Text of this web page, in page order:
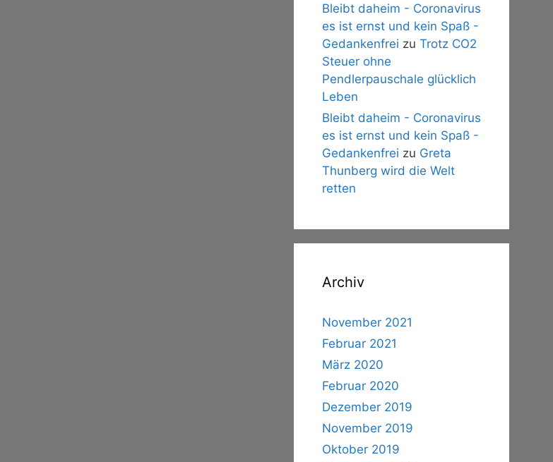
Bleibt daheim - Coronavirus
es ist ernst und kein Spaß -
Gedankenfrei zu Trotz CO2
Steuer ohne
Pendlerpauschale glücklich
Leben
Bleibt daheim - Coronavirus
es ist ernst und kein Spaß -
Gedankenfrei zu Greta
Thunberg wird die Welt
retten
Archiv
November 2021
Februar 2021
März 2020
Februar 2020
Dezember 2019
November 2019
Oktober 2019